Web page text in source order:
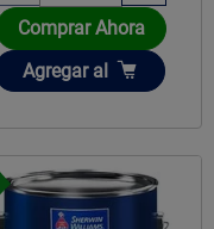
Comprar Ahora
Añadir
Agregar al